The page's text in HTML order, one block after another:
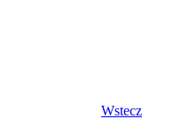
Wstecz